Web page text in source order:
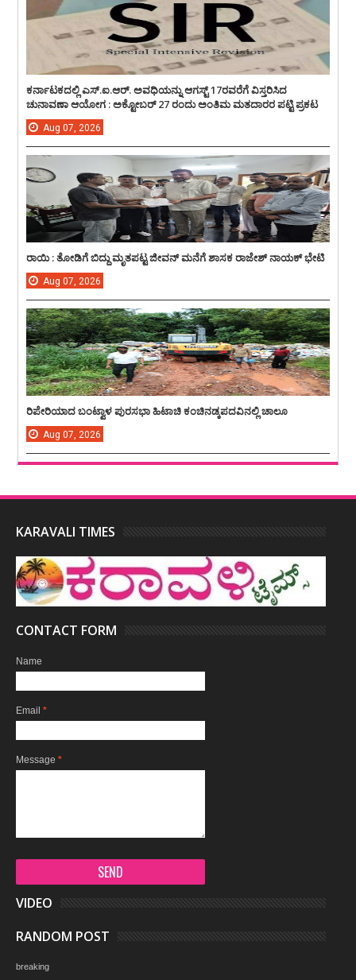
ಕರ್ನಾಟಕದಲ್ಲಿ ಎಸ್.ಐ.ಆರ್. ಅವಧಿಯನ್ನು ಆಗಸ್ಟ್ 17ರವರೆಗೆ ವಿಸ್ತರಿಸಿದ
ಚುನಾವಣಾ ಆಯೋಗ : ಅಕ್ಟೋಬರ್ 27 ರಂದು ಅಂತಿಮ ಮತದಾರರ ಪಟ್ಟಿ ಪ್ರಕಟ
Aug 07, 2026
ರಾಯಿ : ತೋಡಿಗೆ ಬಿದ್ದು ಮೃತಪಟ್ಟ ಜೀವನ್ ಮನೆಗೆ ಶಾಸಕ ರಾಜೇಶ್ ನಾಯಕ್ ಭೇಟಿ
Aug 07, 2026
ರಿಪೇರಿಯಾದ ಬಂಟ್ವಾಳ ಪುರಸಭಾ ಹಿಟಾಚಿ ಕಂಚಿನಡ್ಕಪದವಿನಲ್ಲಿ ಚಾಲೂ
Aug 07, 2026
KARAVALI TIMES
CONTACT FORM
Name
Email *
Message *
VIDEO
RANDOM POST
breaking